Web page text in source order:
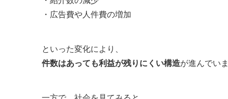
・広告費や人件費の増加
といった変化により、
件数はあっても利益が残りにくい構造が進んでい